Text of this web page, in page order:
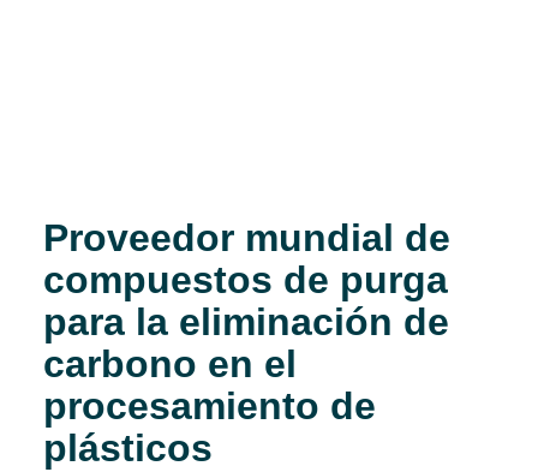
Proveedor mundial de
compuestos de purga
para la eliminación de
carbono en el
procesamiento de
plásticos